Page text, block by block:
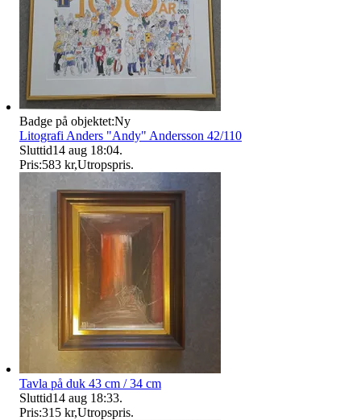
Badge på objektet:Ny
Litografi Anders "Andy" Andersson 42/110
Sluttid14 aug 18:04.
Pris:583 kr,Utropspris.
Tavla på duk 43 cm / 34 cm
Sluttid14 aug 18:33.
Pris:315 kr,Utropspris.